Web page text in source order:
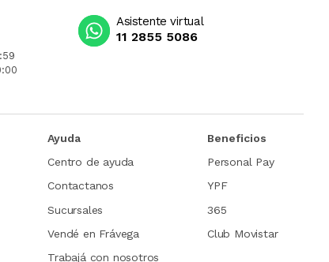
Asistente virtual
11 2855 5086
Ayuda
Centro de ayuda
Contactanos
Sucursales
Vendé en Frávega
Trabajá con nosotros
Beneficios
Personal Pay
YPF
365
Club Movistar